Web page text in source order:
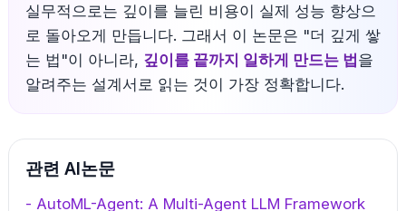
실무적으로는 깊이를 늘린 비용이 실제 성능 향상으
로 돌아오게 만듭니다. 그래서 이 논문은 "더 깊게 쌓
는 법"이 아니라, 깊이를 끝까지 일하게 만드는 법을
알려주는 설계서로 읽는 것이 가장 정확합니다.
관련 AI논문
- AutoML-Agent: A Multi-Agent LLM Framework